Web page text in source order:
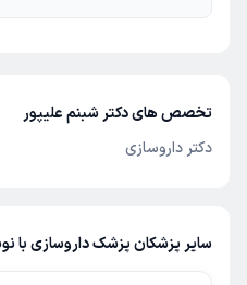
تخصص های دکتر شبنم علیپور
دکتر داروسازی
سایر پزشکان پزشک داروسازی با